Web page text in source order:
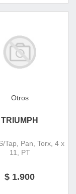
Otros
TRIUMPH
Tap, Pan, Torx, 4 x
11, PT
$ 1.900